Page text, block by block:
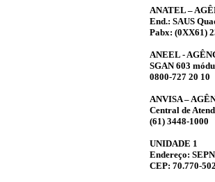
ANATEL –
End.: SAUS
Pabx: (0XX61)
ANEEL -
SGAN 603
0800-727 20 10
ANVISA –
Central de
(61) 3448-1000
UNIDADE 1
Endereço:
CEP: 70.770-